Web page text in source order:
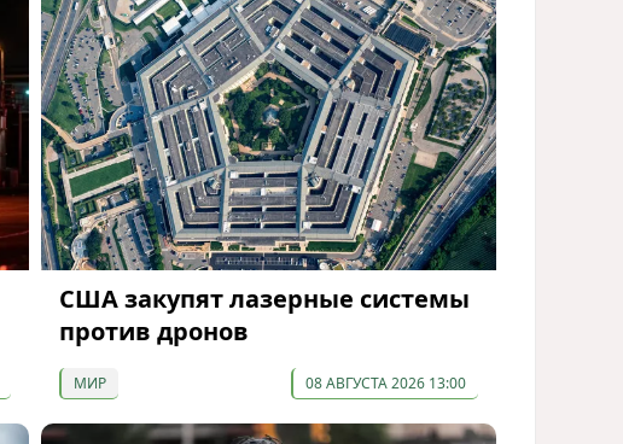
США закупят лазерные системы
против дронов
МИР 08 АВГУСТА 2026 13:00